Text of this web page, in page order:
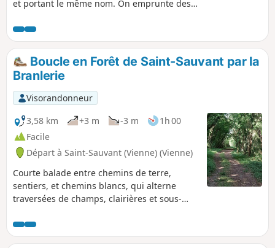
et portant le même nom. On emprunte des
proximité du site Natura 2000 du Ruisseau du
Magot.
Boucle en Forêt de Saint-Sauvant par la
Branlerie
Visorandonneur
3,58 km
+3 m -3 m
1h 00
Facile
Départ à Saint-Sauvant (Vienne) (Vienne)
Courte balade entre chemins de terre,
sentiers, et chemins blancs, qui alterne
traversées de champs, clairières et sous-